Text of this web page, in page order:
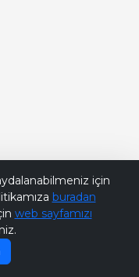
için
buradan
web sayfamızı
Bana Soru Sor | Ask Me